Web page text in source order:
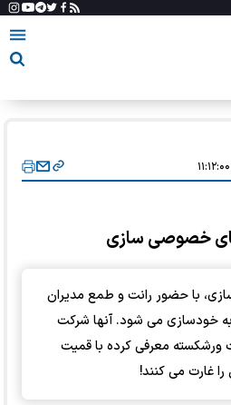
خصوصی سازی
با حضور رانت و طمع مدیران
خودسازی می شود. آنها شرکت
ورشکسته معرفی کرده با قمیت
را غارت می کنند!